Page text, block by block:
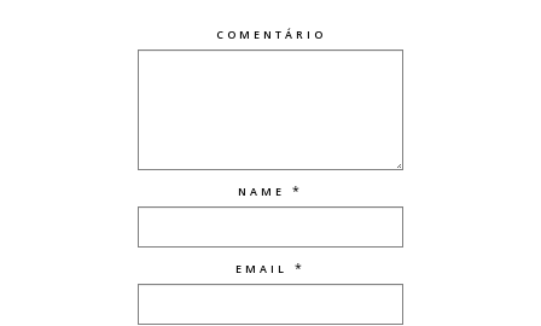
COMENTÁRIO
NAME *
EMAIL *